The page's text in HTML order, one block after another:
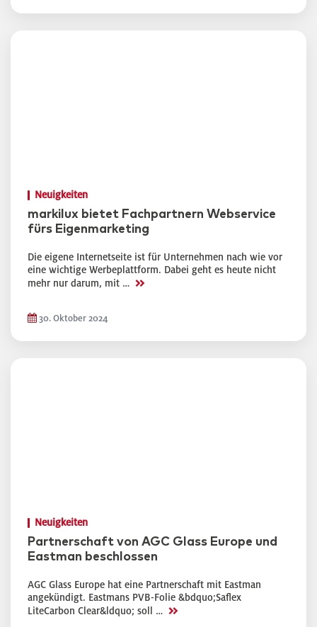
Neuigkeiten
markilux bietet Fachpartnern Webservice
fürs Eigenmarketing
Die eigene Internetseite ist für Unternehmen nach wie vor
eine wichtige Werbeplattform. Dabei geht es heute nicht
mehr nur darum, mit … >>
30. Oktober 2024
Neuigkeiten
Partnerschaft von AGC Glass Europe und
Eastman beschlossen
AGC Glass Europe hat eine Partnerschaft mit Eastman
angekündigt. Eastmans PVB-Folie &bdquo;Saflex
LiteCarbon Clear&ldquo; soll … >>